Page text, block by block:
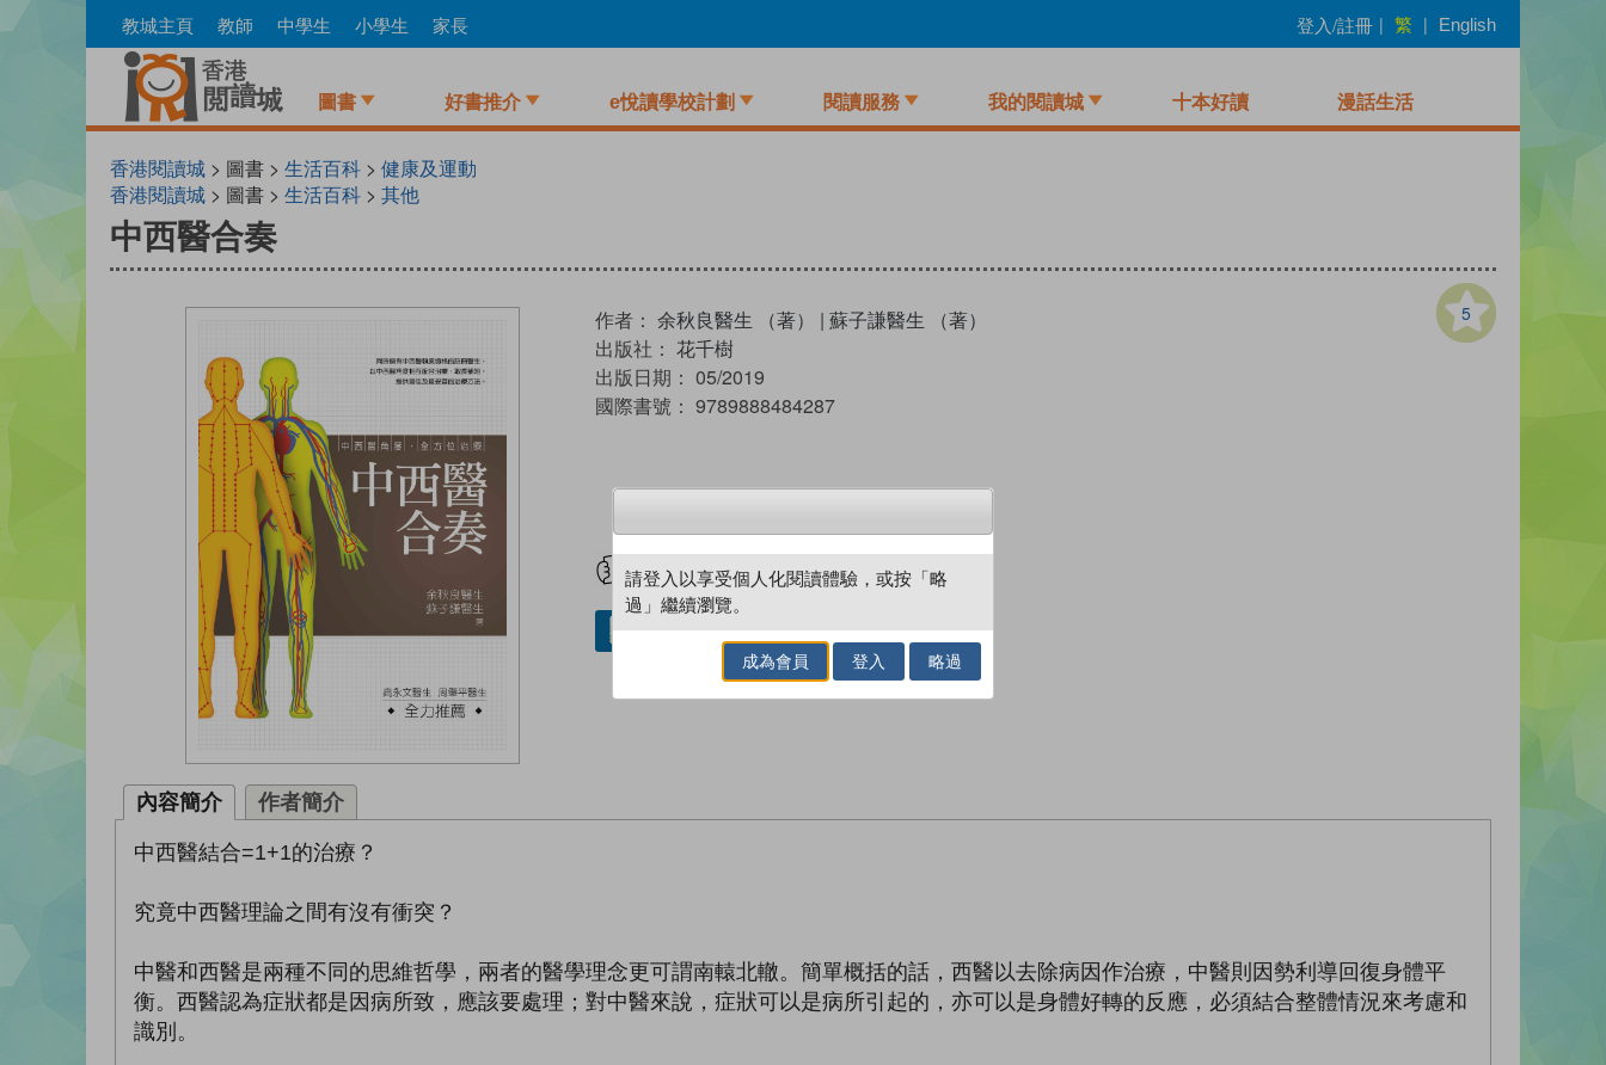
to
教城主頁 教師 中學生 小學生 家長 登入/註冊 | 繁 | English
圖書 好書推介 e悅讀學校計劃 閱讀服務 我的閱讀城 十本好讀 漫話生活
香港閱讀城 > 圖書 > 生活百科 > 健康及運動
香港閱讀城 > 圖書 > 生活百科 > 其他
中西醫合奏
5
作者： 余秋良醫生 （著） | 蘇子謙醫生 （著）
出版社： 花千樹
出版日期： 05/2019
國際書號： 9789888484287
試閲 加入閱讀紀錄
借閱實體書
內容簡介 作者簡介
中西醫結合=1+1的治療？
究竟中西醫理論之間有沒有衝突？
中醫和西醫是兩種不同的思維哲學，兩者的醫學理念更可謂南轅北轍。簡單概括的話，西醫以去除病因作治療，中醫則因勢利導回復身體平
衡。西醫認為症狀都是因病所致，應該要處理；對中醫來說，症狀可以是病所引起的，亦可以是身體好轉的反應，必須結合整體情況來考慮和
識別。
請登入以享受個人化閱讀體驗，或按「略
過」繼續瀏覽。
成為會員 登入 略過